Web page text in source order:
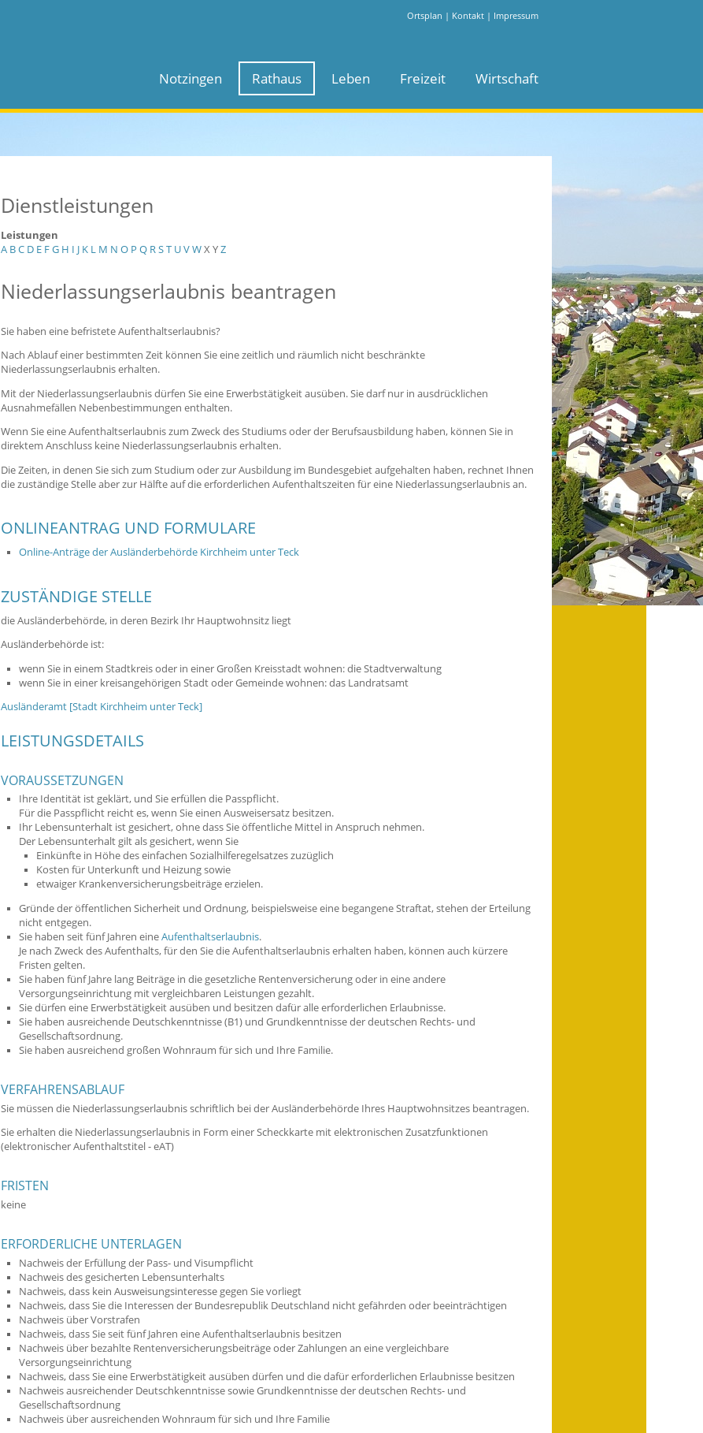
Ortsplan | Kontakt | Impressum
Notzingen Rathaus Leben Freizeit Wirtschaft
Dienstleistungen
Leistungen
A BC D E FG H I J K L M N O P Q RST UVWXYZ
Niederlassungserlaubnis beantragen
Sie haben eine befristete Aufenthaltserlaubnis?
Nach Ablauf einer bestimmten Zeit können Sie eine zeitlich und räumlich nicht beschränkte
Niederlassungserlaubnis erhalten.
Mit der Niederlassungserlaubnis dürfen Sie eine Erwerbstätigkeit ausüben. Sie darf nur in ausdrücklichen
Ausnahmefällen Nebenbestimmungen enthalten.
Wenn Sie eine Aufenthaltserlaubnis zum Zweck des Studiums oder der Berufsausbildung haben, können Sie in
direktem Anschluss keine Niederlassungserlaubnis erhalten.
Die Zeiten, in denen Sie sich zum Studium oder zur Ausbildung im Bundesgebiet aufgehalten haben, rechnet Ihnen
die zuständige Stelle aber zur Hälfte auf die erforderlichen Aufenthaltszeiten für eine Niederlassungserlaubnis an.
ONLINEANTRAG UND FORMULARE
Online-Anträge der Ausländerbehörde Kirchheim unter Teck
ZUSTÄNDIGE STELLE
die Ausländerbehörde, in deren Bezirk Ihr Hauptwohnsitz liegt
Ausländerbehörde ist:
wenn Sie in einem Stadtkreis oder in einer Großen Kreisstadt wohnen: die Stadtverwaltung
wenn Sie in einer kreisangehörigen Stadt oder Gemeinde wohnen: das Landratsamt
Ausländeramt [Stadt Kirchheim unter Teck]
LEISTUNGSDETAILS
VORAUSSETZUNGEN
Ihre Identität ist geklärt, und Sie erfüllen die Passpflicht.
Für die Passpflicht reicht es, wenn Sie einen Ausweisersatz besitzen.
Ihr Lebensunterhalt ist gesichert, ohne dass Sie öffentliche Mittel in Anspruch nehmen.
Der Lebensunterhalt gilt als gesichert, wenn Sie
Einkünfte in Höhe des einfachen Sozialhilferegelsatzes zuzüglich
Kosten für Unterkunft und Heizung sowie
etwaiger Krankenversicherungsbeiträge erzielen.
Gründe der öffentlichen Sicherheit und Ordnung,beispielsweise eine begangene Straftat, stehen der Erteilung
nicht entgegen.
Sie haben seit fünf Jahren eineAufenthaltserlaubnis.
Je nach Zweck des Aufenthalts, für den Sie die Aufenthaltserlaubnis erhalten haben, können auch kürzere
Fristen gelten.
Sie haben fünf Jahre lang Beiträge in die gesetzliche Rentenversicherung oder in eine andere
Versorgungseinrichtung mit vergleichbaren Leistungen gezahlt.
Sie dürfen eine Erwerbstätigkeit ausüben und besitzen dafür alle erforderlichen Erlaubnisse.
Sie haben ausreichende Deutschkenntnisse (B1) und Grundkenntnisse der deutschen Rechts- und
Gesellschaftsordnung.
Sie haben ausreichend großen Wohnraum für sich und Ihre Familie.
VERFAHRENSABLAUF
Sie müssen die Niederlassungserlaubnis schriftlich bei der Ausländerbehörde Ihres Hauptwohnsitzes beantragen.
Sie erhalten die Niederlassungserlaubnis in Form einer Scheckkarte mit elektronischen Zusatzfunktionen
(elektronischer Aufenthaltstitel - eAT)
FRISTEN
keine
ERFORDERLICHE UNTERLAGEN
Nachweis der Erfüllung der Pass- und Visumpflicht
Nachweis des gesicherten Lebensunterhalts
Nachweis, dass kein Ausweisungsinteresse gegen Sie vorliegt
Nachweis, dass Sie die Interessen der Bundesrepublik Deutschland nicht gefährden oder beeinträchtigen
Nachweis über Vorstrafen
Nachweis, dass Sie seit fünf Jahren eine Aufenthaltserlaubnis besitzen
Nachweis über bezahlte Rentenversicherungsbeiträge oder Zahlungen an eine vergleichbare
Versorgungseinrichtung
Nachweis, dass Sie eine Erwerbstätigkeit ausüben dürfen und die dafür erforderlichen Erlaubnisse besitzen
Nachweis ausreichender Deutschkenntnisse sowie Grundkenntnisse der deutschen Rechts- und
Gesellschaftsordnung
Nachweis über ausreichenden Wohnraum für sich und Ihre Familie